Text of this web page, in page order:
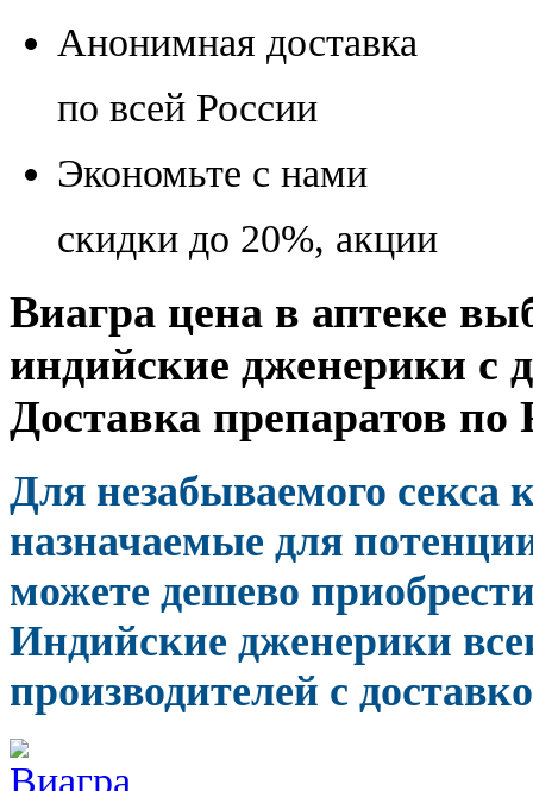
Анонимная доставка
по всей России
Экономьте с нами
скидки до 20%, акции
Виагра цена в аптеке
индийские дженерики с
Доставка препаратов по
Для незабываемого секса
назначаемые для
можете дешево
Индийские дженерики
производителей с